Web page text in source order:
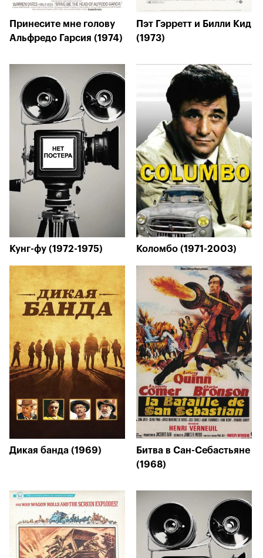
Принесите мне голову
Альфредо Гарсия (1974)
Пэт Гэрретт и Билли Кид
(1973)
Кунг-фу (1972-1975) Коломбо (1971-2003)
Дикая банда (1969)
Битва в Сан-Себастьяне
(1968)